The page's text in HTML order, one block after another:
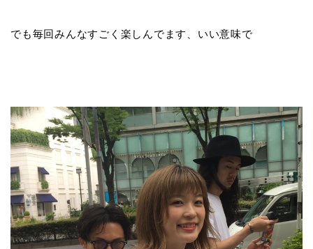
でも毎回みんなすごく楽しんでます、いい意味で